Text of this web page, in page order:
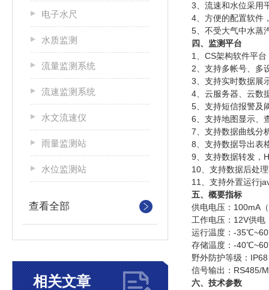
电子水尺
水质监测
流量监测系统
流速监测系统
水文流速仪
雨量监测站
水位监测站
查看全部
相关文章
3 、流速和水位采
4 、方便的配置软
5 、不受大气中水
四、监测平台
1
CS架构软件平
2 、支持多帐号、多
3 、支持实时数据
4 、云服务器、云
5 、支持短信报警及
6 、支持地图显示、
7 、支持数据曲线分
8 、支持数据导出表
9 、支持数据转发，
10 、支持数据后处
11
、支持外置运行
五、概要指标
供电电压： 100mA
工作电压： 12V供电
运行温度： -35℃~60
存储温度： -40℃~60
野外防护等级： IP68
信号输出： RS485/
六、技术参数